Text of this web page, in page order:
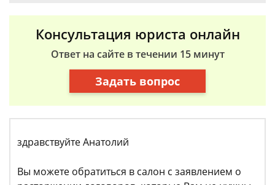
Консультация юриста онлайн
Ответ на сайте в течении 15 минут
Задать вопрос
здравствуйте Анатолий
Вы можете обратиться в салон с заявлением о